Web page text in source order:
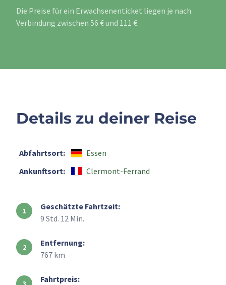
Die Preise für ein Erwachsenenticket liegen je nach
Verbindung zwischen 56 € und 111 €.
Details zu deiner Reise
Abfahrtsort:
Essen
Ankunftsort:
Clermont-Ferrand
Geschätzte Fahrtzeit:
9 Std. 12 Min.
Entfernung:
767 km
Fahrtpreis: